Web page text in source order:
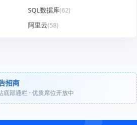
SQL数据库(62)
阿里云(58)
招商
底部通栏 · 优质席位开放中